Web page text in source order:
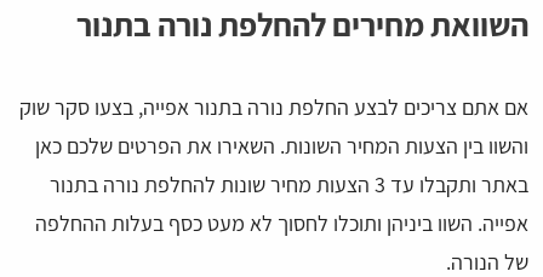
השוואת מחירים להחלפת נורה בתנור
אם אתם צריכים לבצע החלפת נורה בתנור אפייה, בצעו סקר שוק
והשוו בין הצעות המחיר השונות. השאירו את הפרטים שלכם כאן
באתר ותקבלו עד 3 הצעות מחיר שונות להחלפת נורה בתנור
אפייה. השוו ביניהן ותוכלו לחסוך לא מעט כסף בעלות ההחלפה
של הנורה.